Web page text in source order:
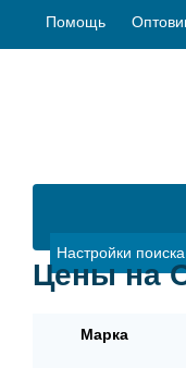
Помощь
Настройки
Цены на
Марка